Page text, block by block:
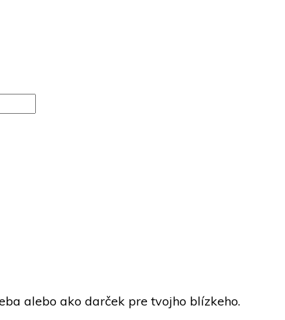
alebo ako darček pre tvojho blízkeho.